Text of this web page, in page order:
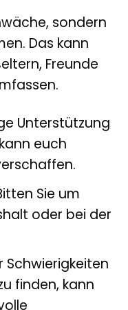
sondern
Das kann
Freunde
Unterstützung
euch
Sie um
oder bei der
Schwierigkeiten
finden, kann